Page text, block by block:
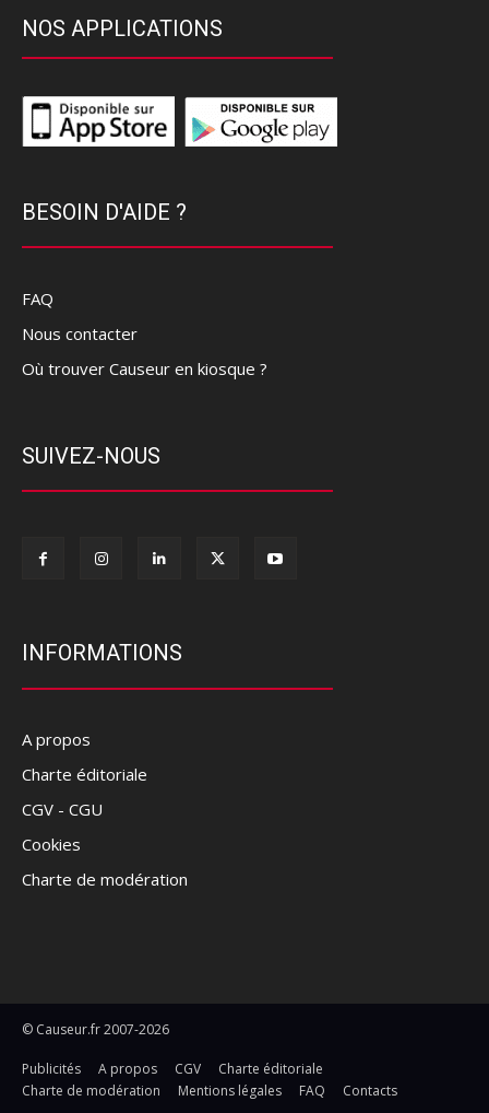
NOS APPLICATIONS
BESOIN D'AIDE ?
FAQ
Nous contacter
Où trouver Causeur en kiosque ?
SUIVEZ-NOUS
INFORMATIONS
A propos
Charte éditoriale
CGV - CGU
Cookies
Charte de modération
© Causeur.fr 2007-2026
Publicités A propos CGV
Charte éditoriale
Charte de modération
Mentions légales FAQ Contacts